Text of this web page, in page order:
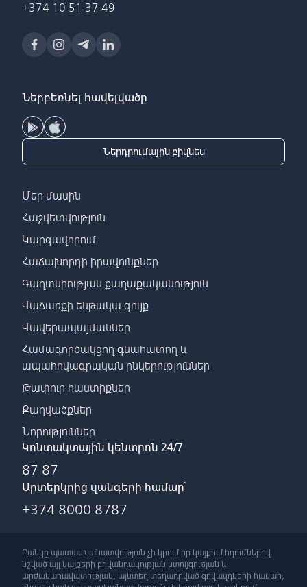
+374 10 51 37 49
Ներբեռնել հավելվածը
Ներդրումային բիզնես
Մեր մասին
Հաշվետվություն
Կարգավորում
Հաճախորդի իրավունքներ
Գաղտնիության քաղաքականություն
Վաճառքի ենթակա գույք
Վավերապայմաններ
Համագործակցող գնահատող և
ապահովագրական ընկերություններ
Թափուր հաստիքներ
Քաղվածքներ
Նորություններ
Կոնտակտային կենտրոն 24/7
87 87
Արտերկրից զանգերի համար՝
+374 8000 8787
Բանկը պատասխանատվություն չի կրում իր կայքում հղումներով
նշված այլ կայքերի բովանդակության ստույգության և
արժանահավատության, այնտեղ տեղադրված գովազդների համար,